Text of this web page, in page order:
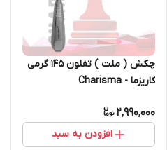
چکش ( ملت ) تفلون 145 گرمی
کاریزما - Charisma
2,990,000
افزودن به سبد